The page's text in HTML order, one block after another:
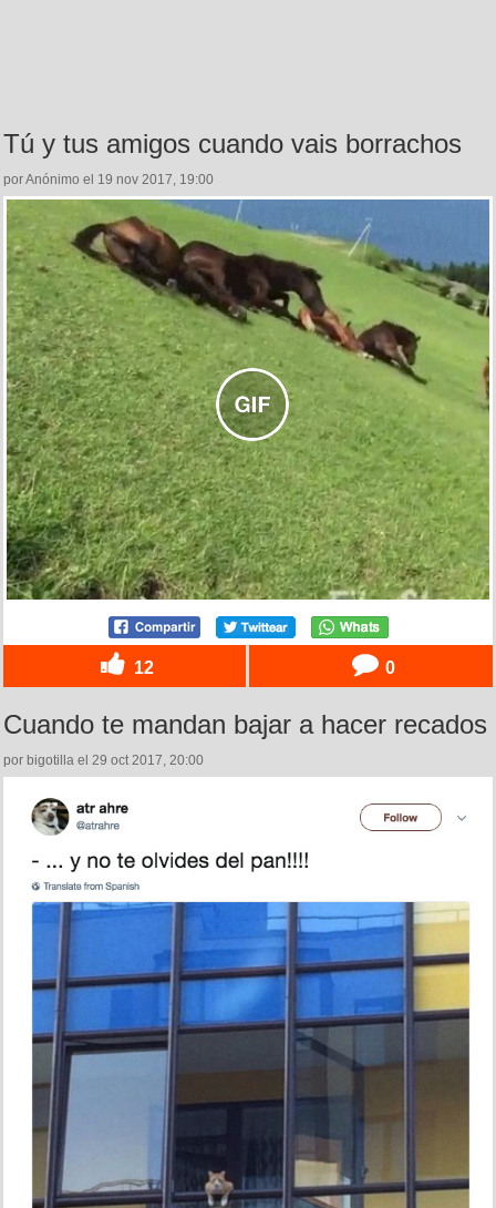
Tú y tus amigos cuando vais borrachos
por Anónimo el 19 nov 2017, 19:00
12 0
Cuando te mandan bajar a hacer recados
por bigotilla el 29 oct 2017, 20:00